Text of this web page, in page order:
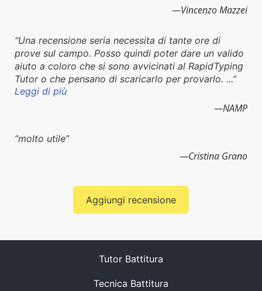
Vincenzo Mazzei
Una recensione seria necessita di tante ore di
prove sul campo. Posso quindi poter dare un valido
aiuto a coloro che si sono avvicinati al RapidTyping
Tutor o che pensano di scaricarlo per provarlo. ...
Leggi di più
NAMP
molto utile
Cristina Grano
Aggiungi recensione
Tutor Battitura
Tecnica Battitura